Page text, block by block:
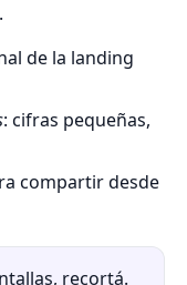
de la landing
: cifras pequeñas,
compartir desde
recortá.